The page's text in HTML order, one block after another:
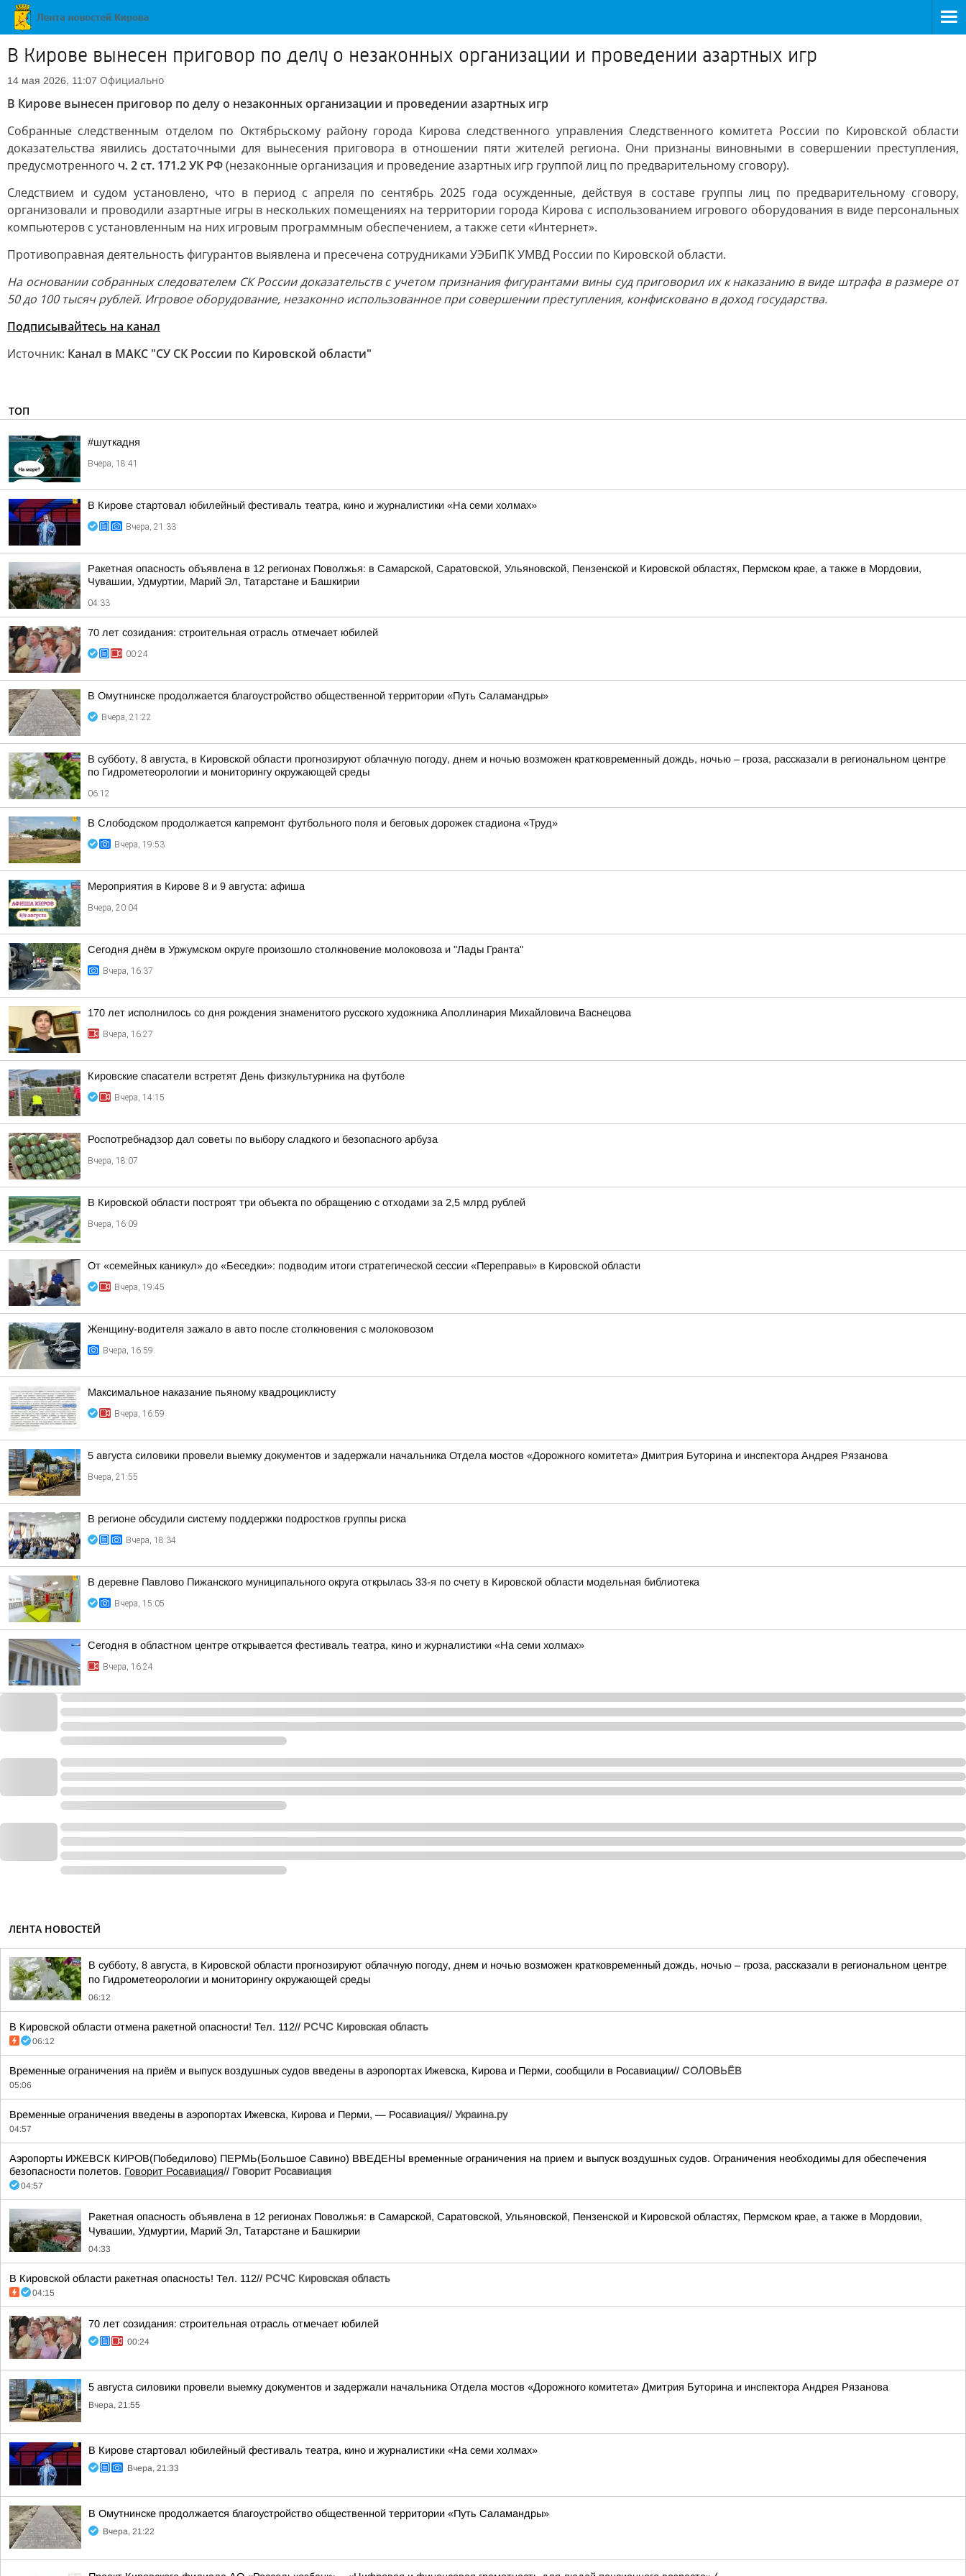
В Кирове вынесен приговор по делу о незаконных организации и проведении азартных игр
14 мая 2026, 11:07 Официально
В Кирове вынесен приговор по делу о незаконных организации и проведении азартных игр
Собранные следственным отделом по Октябрьскому району города Кирова следственного управления Следственного комитета России по Кировской области
доказательства явились достаточными для вынесения приговора в отношении пяти жителей региона. Они признаны виновными в совершении преступления,
предусмотренного ч. 2 ст. 171.2 УК РФ(незаконные организация и проведение азартных игр группой лиц по предварительному сговору).
Следствием и судом установлено, что в период с апреля по сентябрь 2025 года осужденные, действуя в составе группы лиц по предварительному сговору,
организовали и проводили азартные игры в нескольких помещениях на территории города Кирова с использованием игрового оборудования в виде персональных
компьютеров с установленным на них игровым программным обеспечением, а также сети «Интернет».
Противоправная деятельность фигурантов выявлена и пресечена сотрудниками УЭБиПК УМВД России по Кировской области.
На основании собранных следователем СК России доказательств с учетом признания фигурантами вины суд приговорил их к наказанию в виде штрафа в размере от
50 до 100 тысяч рублей. Игровое оборудование, незаконно использованное при совершении преступления, конфисковано в доход государства.
Подписывайтесь на канал
Источник: Канал в МАКС "СУ СК России по Кировской области"
ТОП
#шуткадня
Вчера, 18:41
В Кирове стартовал юбилейный фестиваль театра, кино и журналистики «На семи холмах»
Вчера, 21:33
Ракетная опасность объявлена в 12 регионах Поволжья: в Самарской, Саратовской, Ульяновской, Пензенской и Кировской областях, Пермском крае, а также в Мордовии,
Чувашии, Удмуртии, Марий Эл, Татарстане и Башкирии
04:33
70 лет созидания: строительная отрасль отмечает юбилей
00:24
В Омутнинске продолжается благоустройство общественной территории «Путь Саламандры»
Вчера, 21:22
В субботу, 8 августа, в Кировской области прогнозируют облачную погоду, днем и ночью возможен кратковременный дождь, ночью – гроза, рассказали в региональном центре
по Гидрометеорологии и мониторингу окружающей среды
06:12
В Слободском продолжается капремонт футбольного поля и беговых дорожек стадиона «Труд»
Вчера, 19:53
Мероприятия в Кирове 8 и 9 августа: афиша
Вчера, 20:04
Сегодня днём в Уржумском округе произошло столкновение молоковоза и "Лады Гранта"
Вчера, 16:37
170 лет исполнилось со дня рождения знаменитого русского художника Аполлинария Михайловича Васнецова
Вчера, 16:27
Кировские спасатели встретят День физкультурника на футболе
Вчера, 14:15
Роспотребнадзор дал советы по выбору сладкого и безопасного арбуза
Вчера, 18:07
В Кировской области построят три объекта по обращению с отходами за 2,5 млрд рублей
Вчера, 16:09
От «семейных каникул» до «Беседки»: подводим итоги стратегической сессии «Переправы» в Кировской области
Вчера, 19:45
Женщину-водителя зажало в авто после столкновения с молоковозом
Вчера, 16:59
Максимальное наказание пьяному квадроциклисту
Вчера, 16:59
5 августа силовики провели выемку документов и задержали начальника Отдела мостов «Дорожного комитета» Дмитрия Буторина и инспектора Андрея Рязанова
Вчера, 21:55
В регионе обсудили систему поддержки подростков группы риска
Вчера, 18:34
В деревне Павлово Пижанского муниципального округа открылась 33-я по счету в Кировской области модельная библиотека
Вчера, 15:05
Сегодня в областном центре открывается фестиваль театра, кино и журналистики «На семи холмах»
Вчера, 16:24
ЛЕНТА НОВОСТЕЙ
В субботу, 8 августа, в Кировской области прогнозируют облачную погоду, днем и ночью возможен кратковременный дождь, ночью – гроза, рассказали в региональном центре
по Гидрометеорологии и мониторингу окружающей среды
06:12
В Кировской области отмена ракетной опасности! Тел. 112// РСЧС Кировская область
06:12
Временные ограничения на приём и выпуск воздушных судов введены в аэропортах Ижевска, Кирова и Перми, сообщили в Росавиации// СОЛОВЬЁВ
05:06
Временные ограничения введены в аэропортах Ижевска, Кирова и Перми, — Росавиация// Украина.ру
04:57
Аэропорты ИЖЕВСК КИРОВ(Победилово) ПЕРМЬ(Большое Савино) ВВЕДЕНЫ временные ограничения на прием и выпуск воздушных судов. Ограничения необходимы для обеспечения
безопасности полетов. Говорит Росавиация// Говорит Росавиация
04:57
Ракетная опасность объявлена в 12 регионах Поволжья: в Самарской, Саратовской, Ульяновской, Пензенской и Кировской областях, Пермском крае, а также в Мордовии,
Чувашии, Удмуртии, Марий Эл, Татарстане и Башкирии
04:33
В Кировской области ракетная опасность! Тел. 112// РСЧС Кировская область
04:15
70 лет созидания: строительная отрасль отмечает юбилей
00:24
5 августа силовики провели выемку документов и задержали начальника Отдела мостов «Дорожного комитета» Дмитрия Буторина и инспектора Андрея Рязанова
Вчера, 21:55
В Кирове стартовал юбилейный фестиваль театра, кино и журналистики «На семи холмах»
Вчера, 21:33
В Омутнинске продолжается благоустройство общественной территории «Путь Саламандры»
Вчера, 21:22